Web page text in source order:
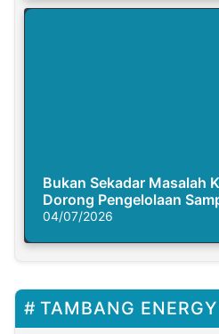
Bukan Sekadar Masalah
Dorong Pengelolaan
Solusi Krisis Iklim
04/07/2026
TAMBANG ENERGY